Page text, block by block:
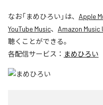
なお「まめひろい 」は、 Apple
YouTube Music、 Amazon Music
聴くことができる。
各配信サービス： まめひろい